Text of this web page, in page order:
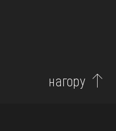
нагору